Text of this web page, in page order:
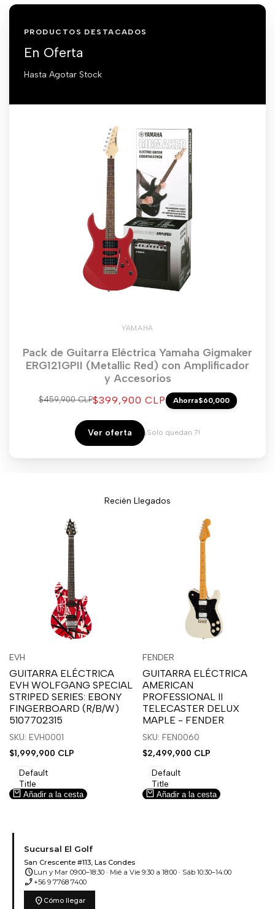
PRODUCTOS DESTACADOS
En Oferta
Hasta Agotar Stock
YAMAHA
Pack de Guitarra Eléctrica Yamaha Gigmaker
ERG121GPII (Metallic Red) con Amplificador
y Accesorios
Precio
$459,900 CLPPrecio
venta
$399,900 CLP Ahorra$60,000
Ver oferta ¡Solo quedan 7!
Recién Llegados
sesión
para
usar
la
lista
deseos.
para
usar
Compare
Proveedor:
EVH
GUITARRA ELÉCTRICA
EVH WOLFGANG SPECIAL
STRIPED SERIES: EBONY
FINGERBOARD (R/B/W)
5107702315
SKU: EVH0001
Precio
venta
$1,999,900 CLP
Default
Title
Añadir a la cesta
sesión
para
usar
la
lista
deseos.
sesión
para
usar
Compare
Vista
Proveedor:
FENDER
GUITARRA ELÉCTRICA
AMERICAN
PROFESSIONAL II
TELECASTER DELUX
MAPLE - FENDER
SKU: FEN0060
Precio
venta
$2,499,900 CLP
Default
Title
Añadir a la cesta
Sucursal El Golf
San Crescente #113, Las Condes
scheduleLun y Mar 09:00–18:30 · Mié a Vie 9:30 a 18:00 · Sáb 10:30–14:00
phone_enabled +56 9 7768 7400
location_on Cómo llegar